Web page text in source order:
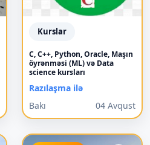
Kurslar
C, C++, Python, Oracle, Maşın
öyrənməsi (ML) və Data
science kursları
Razılaşma ilə
Bakı
04 Avqust